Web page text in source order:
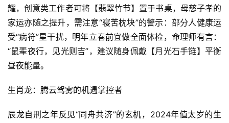
耀，创意类工作者可将【翡翠竹节】置于书桌，母慈子孝的
家运亦随之提升，需注意“寝苦枕块”的警示：部分人健康运
受“病符”星干扰，明年立春前宜做全面体检，命理师有言：
“鼠辈夜行，见光则吉”，建议随身佩戴【月光石手链】平衡
昼夜能量。
生肖龙：腾云驾雾的机遇掌控者
辰龙自刑之年反见“同舟共济”的玄机，2024年值太岁的生